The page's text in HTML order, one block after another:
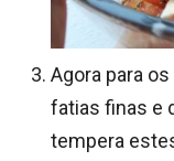
Agora para
fatias finas e
tempera